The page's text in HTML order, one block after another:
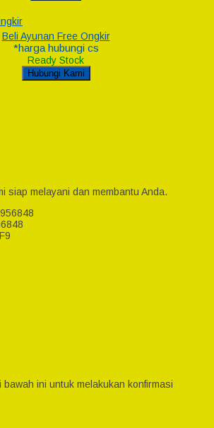
Beli Ayunan Free Ongkir
*harga hubungi cs
Ready Stock
Hubungi Kami
siap melayani dan membantu Anda.
bawah ini untuk melakukan konfirmasi